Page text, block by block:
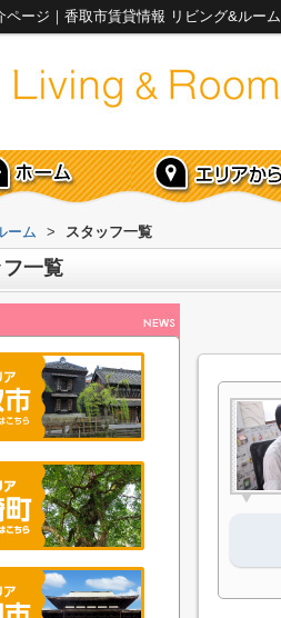
ページ｜香取市賃貸情報 リビング&ルーム
ーム > スタッフ一覧
一覧